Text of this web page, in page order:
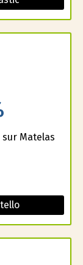
sur Matelas